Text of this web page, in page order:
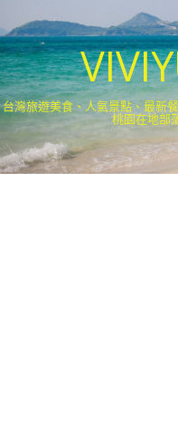
台灣旅遊美食、人氣景點、最新
桃園在地部